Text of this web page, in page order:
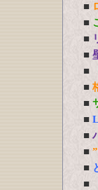
■
■
■
■
■
■
■
■
■
■
■
■